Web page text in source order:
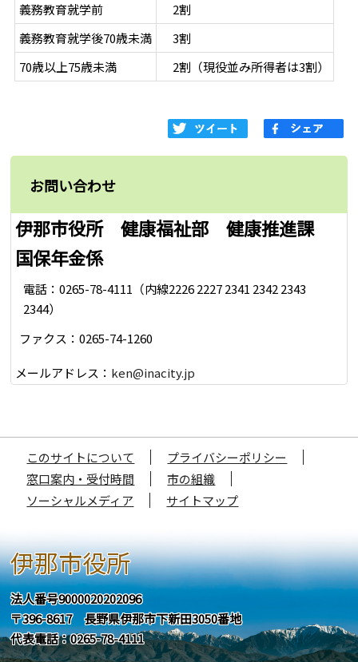
義務教育就学前
2割
義務教育就学後70歳未満
3割
70歳以上75歳未満
2割（現役並み所得者は3割）
お問い合わせ
伊那市役所 健康福祉部 健康推進課
国保年金係
電話：0265-78-4111（内線2226 2227 2341 2342 2343
2344）
ファクス：0265-74-1260
メールアドレス： ken@inacity.jp
このサイトについて
プライバシーポリシー
窓口案内・受付時間
市の組織
ソーシャルメディア
サイトマップ
伊那市役所
法人番号9000020202096
〒396-8617 長野県伊那市下新田3050番地
代表電話：0265-78-4111